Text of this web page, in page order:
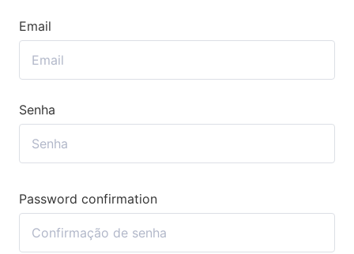
Email
Senha
Password confirmation